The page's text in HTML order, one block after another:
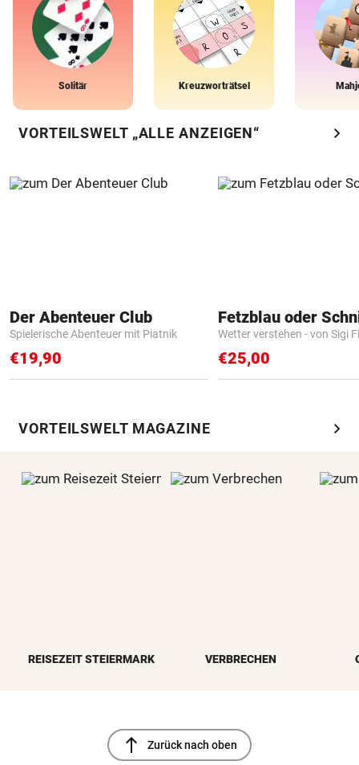
Solitär Kreuzworträtsel
VORTEILSWELT „ALLE ANZEIGEN“ chevron_right
Der Abenteuer Club
Spielerische Abenteuer mit Piatnik
€19,90
Fetzblau oder
Wetter verstehen - von Sigi
€25,00
VORTEILSWELT MAGAZINE chevron_right
REISEZEIT STEIERMARK VERBRECHEN
north Zurück nach oben